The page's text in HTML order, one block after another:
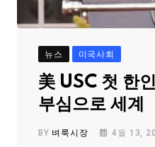
뉴스 미국사회
美 USC 첫 한
부심으로 세계
BY 벼룩시장 4월 13,